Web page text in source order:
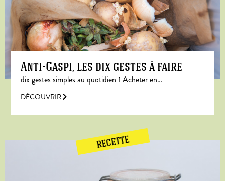
Anti-Gaspi, les dix gestes à faire
dix gestes simples au quotidien 1 Acheter en…
DÉCOUVRIR
RECETTE